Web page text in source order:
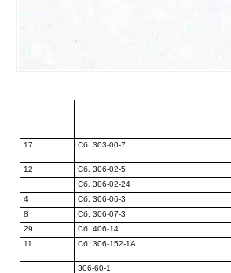
17 Сб. 303-00-7
12
Сб. 306-02-5
Сб. 306-02-24
4
Сб. 306-06-3
8
Сб. 306-07-3
29
Сб. 406-14
11
Сб. 306-152-1А
306-60-1